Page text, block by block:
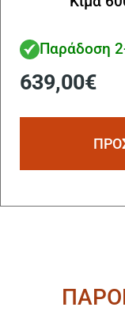
Παράδοση
639,00€